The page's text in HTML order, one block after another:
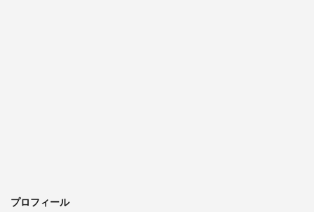
プロフィール